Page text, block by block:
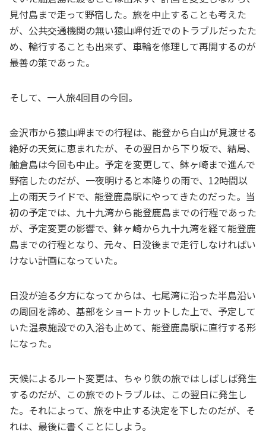
見付島まで走って野宿した。旅を中止することも考えた
が、公共交通機関の無い猿山岬付近でのトラブルだったた
め、輪行することも出来ず、車輪を修理して再開するのが
最善の策であった。
そして、一人旅4回目の今回。
金沢市から猿山岬までの行程は、能登から白山が見渡せる
絶好の天気に恵まれたが、その翌日から下り坂で、結局、
舳倉島は今回も中止。予定を変更して、鉢ヶ崎まで進んで
野宿したのだが、一夜明けると本降りの雨で、12時間以
上の雨天ライドで、能登鹿島駅にやってきたのだった。当
初の予定では、九十九湾から能登鹿島までの行程であった
が、予定変更の影響で、鉢ヶ崎から九十九湾を経て能登鹿
島までの行程となり、元々、日没後まで走行しなければい
けない計画になっていた。
日没が迫る夕方になってからは、七尾湾に沿った半島沿い
の周回を諦め、基部をショートカットした上で、予定して
いた温泉施設での入浴も止めて、能登鹿島駅に直行する形
になった。
天候によるルート変更は、ちゃり鉄の旅ではしばしば発生
するのだが、この旅でのトラブルは、この翌日に発生し
た。それによって、旅を中止する決定を下したのだが、そ
れは、最後に書くことにしよう。